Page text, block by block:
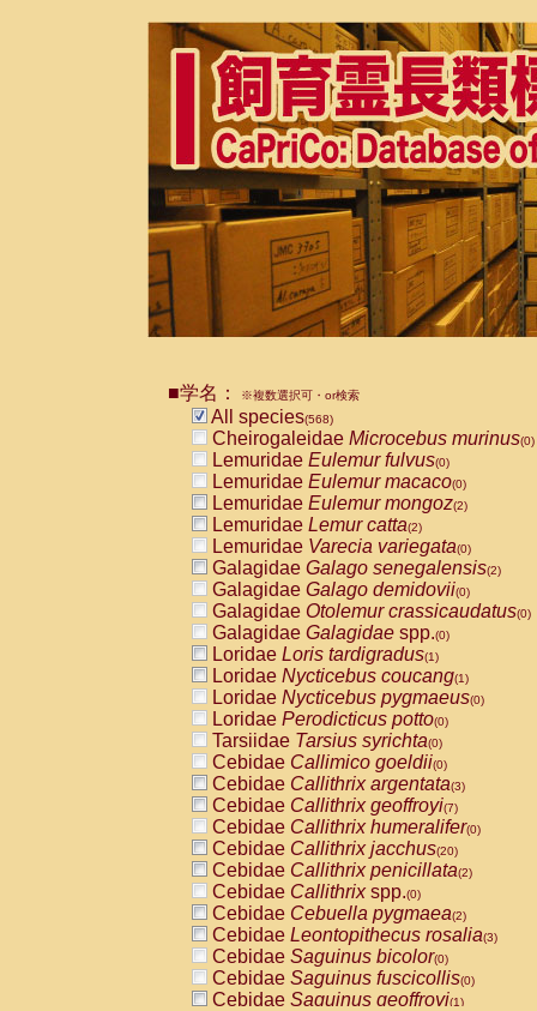
■学名： ※複数選択可・or検索
All species(568)
Cheirogaleidae Microcebus murinus(0)
Lemuridae Eulemur fulvus(0)
Lemuridae Eulemur macaco(0)
Lemuridae Eulemur mongoz(2)
Lemuridae Lemur catta(2)
Lemuridae Varecia variegata(0)
Galagidae Galago senegalensis(2)
Galagidae Galago demidovii(0)
Galagidae Otolemur crassicaudatus(0)
Galagidae Galagidae spp.(0)
Loridae Loris tardigradus(1)
Loridae Nycticebus coucang(1)
Loridae Nycticebus pygmaeus(0)
Loridae Perodicticus potto(0)
Tarsiidae Tarsius syrichta(0)
Cebidae Callimico goeldii(0)
Cebidae Callithrix argentata(3)
Cebidae Callithrix geoffroyi(7)
Cebidae Callithrix humeralifer(0)
Cebidae Callithrix jacchus(20)
Cebidae Callithrix penicillata(2)
Cebidae Callithrixspp.(0)
Cebidae Cebuella pygmaea(2)
Cebidae Leontopithecus rosalia(3)
Cebidae Saguinus bicolor(0)
Cebidae Saguinus fuscicollis(0)
Cebidae Saguinus geoffroyi(1)